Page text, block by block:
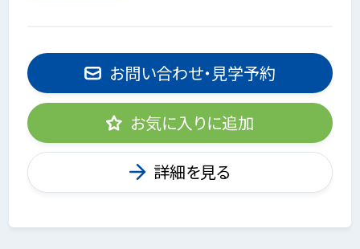
お問い合わせ・見学予約
お気に入りに追加
詳細を見る